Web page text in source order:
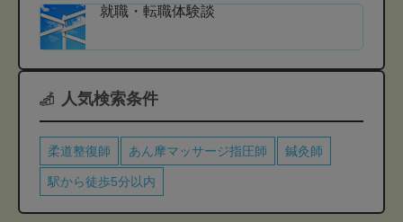
就職・転職体験談
人気検索条件
柔道整復師 あん摩マッサージ指圧師 鍼灸師
駅から徒歩5分以内